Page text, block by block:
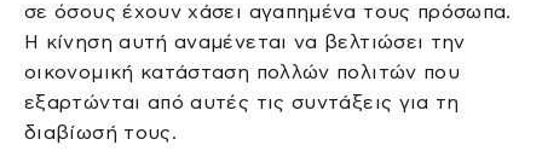
σε όσους έχουν χάσει αγαπημένα τους πρόσωπα.
Η κίνηση αυτή αναμένεται να βελτιώσει την
οικονομική κατάσταση πολλών πολιτών που
εξαρτώνται από αυτές τις συντάξεις για τη
διαβίωσή τους.